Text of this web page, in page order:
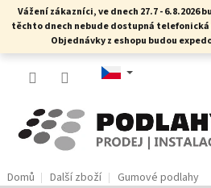
PřejítVážení zákazníci, ve dnech 27.7 - 6.8.2026
těchto dnech nebude dostupná
Objednávky z eshopu budou
Domů Další zboží Gumové podlahy